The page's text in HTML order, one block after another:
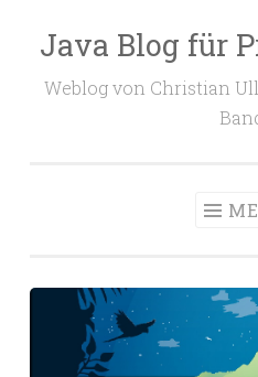
Zum
springen
Java Blog für
Weblog von Christian